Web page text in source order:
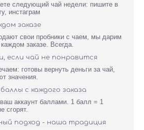
следующий чай недели: пишите в
инстаграм
заказе
свои пробники с чаем, мы дарим
заказе. Всегда.
если чай не понравится
готовы вернуть деньги за чай,
значения.
с каждого заказа
аккаунт баллами. 1 балл = 1
сгорят.
подход - наша традиция